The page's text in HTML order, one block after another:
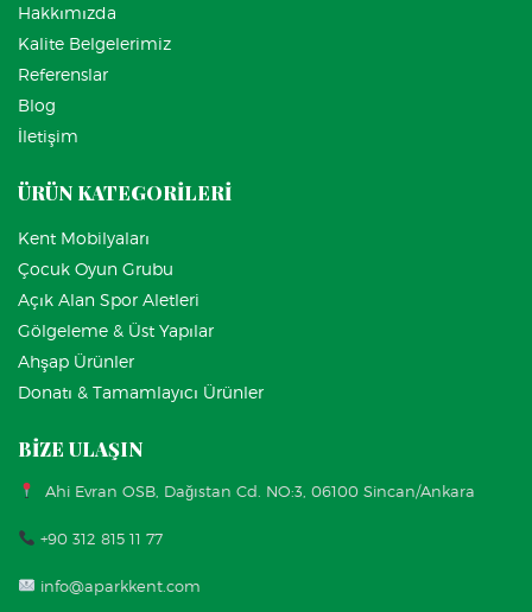
Hakkımızda
Kalite Belgelerimiz
Referenslar
Blog
İletişim
ÜRÜN KATEGORİLERİ
Kent Mobilyaları
Çocuk Oyun Grubu
Açık Alan Spor Aletleri
Gölgeleme & Üst Yapılar
Ahşap Ürünler
Donatı & Tamamlayıcı Ürünler
BİZE ULAŞIN
Ahi Evran OSB, Dağıstan Cd. NO:3, 06100 Sincan/Ankara
+90 312 815 11 77
info@aparkkent.com